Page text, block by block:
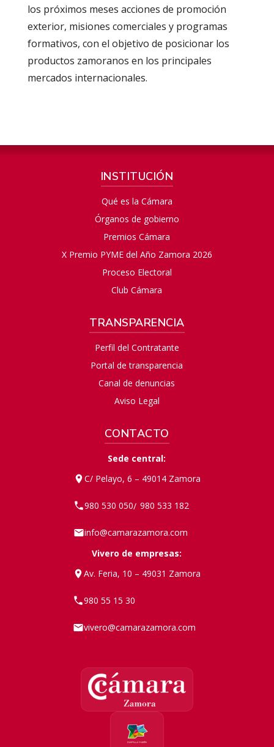
los próximos meses acciones de promoción
exterior, misiones comerciales y programas
formativos, con el objetivo de posicionar los
productos zamoranos en los principales
mercados internacionales.
INSTITUCIÓN
Qué es la Cámara
Órganos de gobierno
Premios Cámara
X Premio PYME del Año Zamora 2026
Proceso Electoral
Club Cámara
TRANSPARENCIA
Perfil del Contratante
Portal de transparencia
Canal de denuncias
Aviso Legal
CONTACTO
Sede central:
C/ Pelayo, 6 – 49014 Zamora
980 530 050/ 980 533 182
info@camarazamora.com
Vivero de empresas:
Av. Feria, 10 – 49031 Zamora
980 55 15 30
vivero@camarazamora.com